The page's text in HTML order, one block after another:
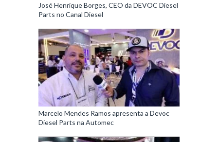
José Henrique Borges, CEO da DEVOC Diesel
Parts no Canal Diesel
Marcelo Mendes Ramos apresenta a Devoc
Diesel Parts na Automec